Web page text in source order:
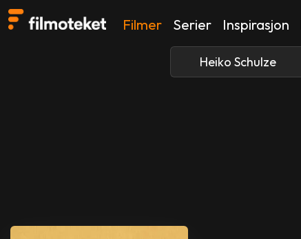
Filmer Serier Inspirasjon